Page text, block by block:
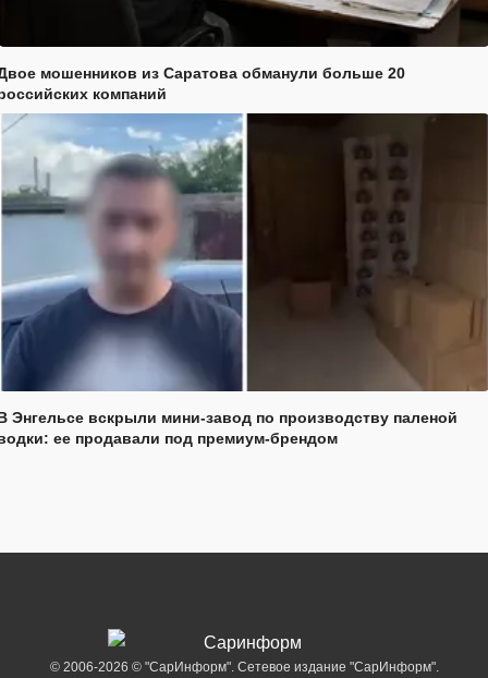
мошенников из Саратова обманули больше 20
компаний
Энгельсе вскрыли мини-завод по производству паленой
ее продавали под премиум-брендом
© 2006-2026 © "СарИнформ". Сетевое издание "СарИнформ".